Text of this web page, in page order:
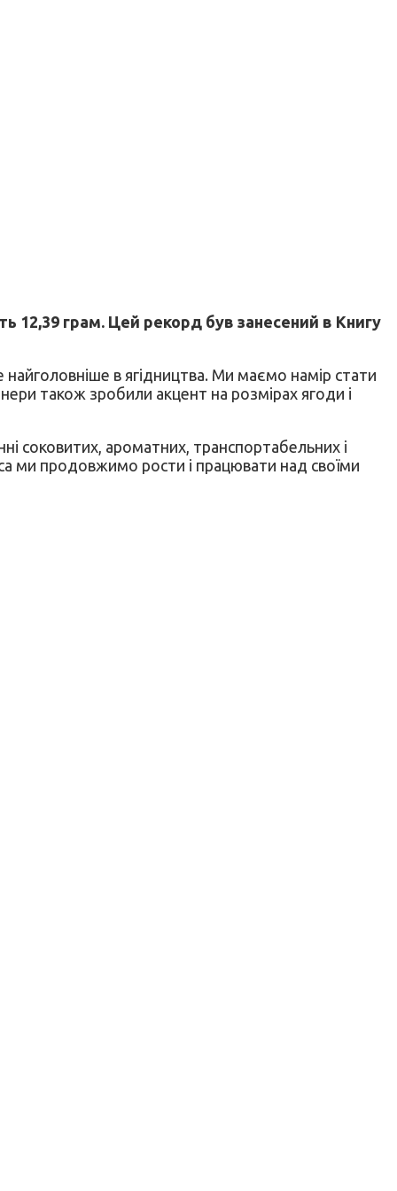
12,39 грам. Цей рекорд був занесений в Книгу
в ягідництва. Ми маємо намір стати
також зробили акцент на розмірах ягоди і
соковитих, ароматних, транспортабельних і
ми продовжимо рости і працювати над своїми